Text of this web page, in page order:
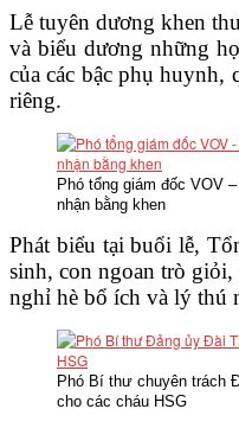
Lễ tuyên dương khen
và biểu dương những
của các bậc phụ huynh,
riêng.
Phó tổng giám đốc VOV
nhận bằng khen
Phát biểu tại buổi lễ,
sinh, con ngoan trò giỏi,
nghỉ hè bổ ích và lý thú
Phó Bí thư chuyên trách
cho các cháu HSG